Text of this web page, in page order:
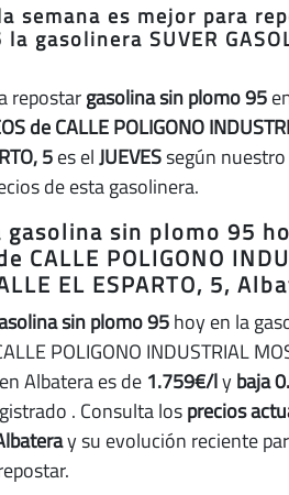
semana es mejor para
gasolinera SUVER
repostargasolina sin plomo 95
de CALLE POLIGONO
5es elJUEVESsegún
de esta gasolinera.
sin plomo 95
CALLE POLIGONO
EL ESPARTO, 5,
sin plomo 95hoy en la
POLIGONO INDUSTRIAL
Albatera es de 1.759€/lybaja
. Consulta losprecios
y su evolución reciente